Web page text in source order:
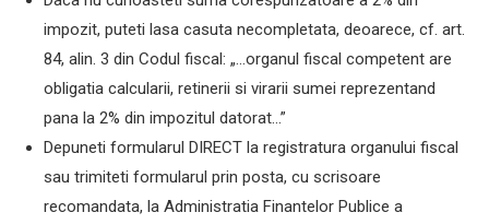
impozit, puteti lasa casuta necompletata, deoarece, cf. art.
84, alin. 3 din Codul fiscal: „…organul fiscal competent are
obligatia calcularii, retinerii si virarii sumei reprezentand
pana la 2% din impozitul datorat…”
Depuneti formularul DIRECT la registratura organului fiscal
sau trimiteti formularul prin posta, cu scrisoare
recomandata, la Administratia Finantelor Publice a